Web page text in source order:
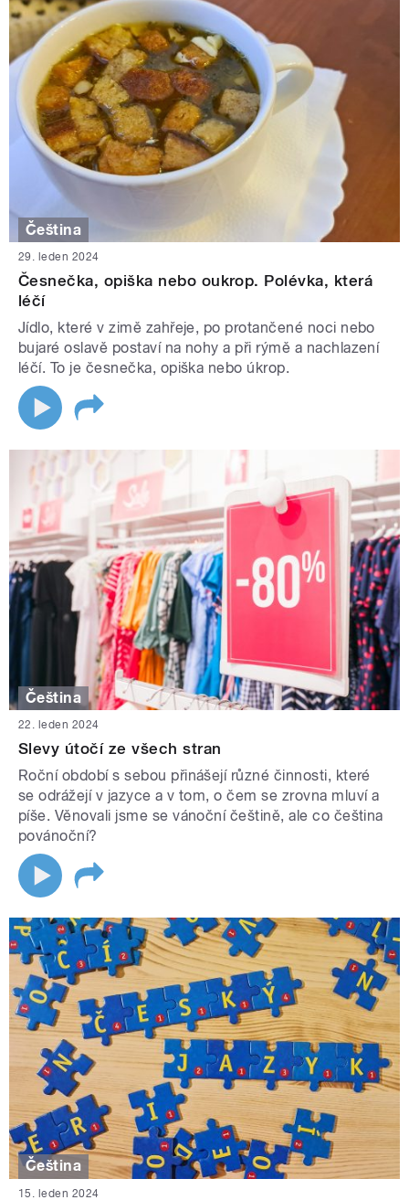
Čeština
29. leden 2024
Česnečka, opiška nebo oukrop. Polévka, která
léčí
Jídlo, které v zimě zahřeje, po protančené noci nebo
bujaré oslavě postaví na nohy a při rýmě a nachlazení
léčí. To je česnečka, opiška nebo úkrop.
Čeština
22. leden 2024
Slevy útočí ze všech stran
Roční období s sebou přinášejí různé činnosti, které
se odrážejí v jazyce a v tom, o čem se zrovna mluví a
píše. Věnovali jsme se vánoční češtině, ale co čeština
povánoční?
Čeština
15. leden 2024